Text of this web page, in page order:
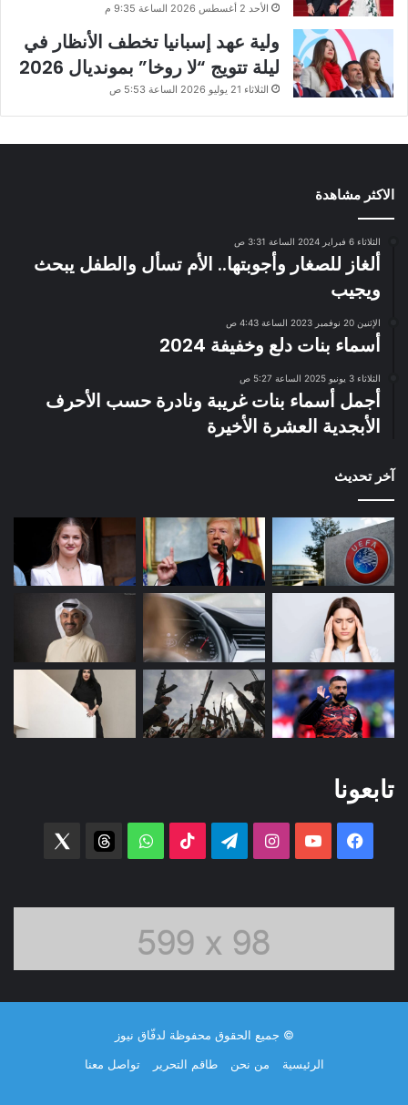
الأحد 2 أغسطس 2026 الساعة 9:35 م
ولية عهد إسبانيا تخطف الأنظار في
ليلة تتويج “لا روخا” بمونديال 2026
الثلاثاء 21 يوليو 2026 الساعة 5:53 ص
الاكثر مشاهدة
الثلاثاء 6 فبراير 2024 الساعة 3:31 ص
ألغاز للصغار وأجوبتها.. الأم تسأل والطفل يبحث
ويجيب
الإثنين 20 نوفمبر 2023 الساعة 4:43 ص
أسماء بنات دلع وخفيفة 2024
الثلاثاء 3 يونيو 2025 الساعة 5:27 ص
أجمل أسماء بنات غريبة ونادرة حسب الأحرف
الأبجدية العشرة الأخيرة
آخر تحديث
تابعونا
فيسبوك ‫YouTubeانستقرامتيلقرام ‫TikTok واتساب threads
© جميع الحقوق محفوظة لدفّاق نيوز
الرئيسية
من نحن طاقم التحرير تواصل معنا